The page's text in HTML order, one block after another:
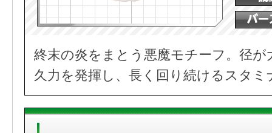
終末の炎をまとう悪魔モチーフ。径
久力を発揮し、長く回り続けるスタミ